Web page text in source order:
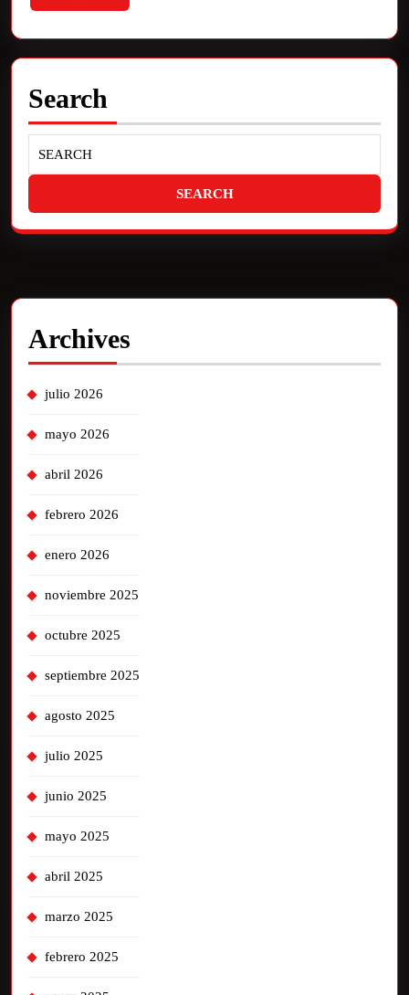
Search
Archives
julio 2026
mayo 2026
abril 2026
febrero 2026
enero 2026
noviembre 2025
octubre 2025
septiembre 2025
agosto 2025
julio 2025
junio 2025
mayo 2025
abril 2025
marzo 2025
febrero 2025